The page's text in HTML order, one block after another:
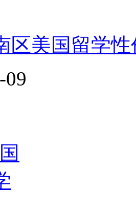
区美国留学
09